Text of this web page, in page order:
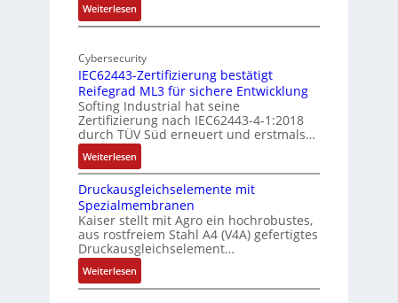
E
g
e
-
I
d
u
t
r
i
e
-
P
C
l
ä
s
s
Weiterlesen:
M
b
i
f
u
n
k
m
o
d
u
l
e
b
r
Cybersecurity
IEC62443-Zertifizierung bestätigt
Reifegrad ML3 für sichere Entwicklung
Softing Industrial hat seine
Zertifizierung nach IEC62443-4-1:2018
durch TÜV Süd erneuert und erstmals…
Weiterlesen:
I
E
C
6
2
4
4
3
Druckausgleichselemente mit
Spezialmembranen
Kaiser stellt mit Agro ein hochrobustes,
aus rostfreiem Stahl A4 (V4A) gefertigtes
Druckausgleichselement…
Weiterlesen:
D